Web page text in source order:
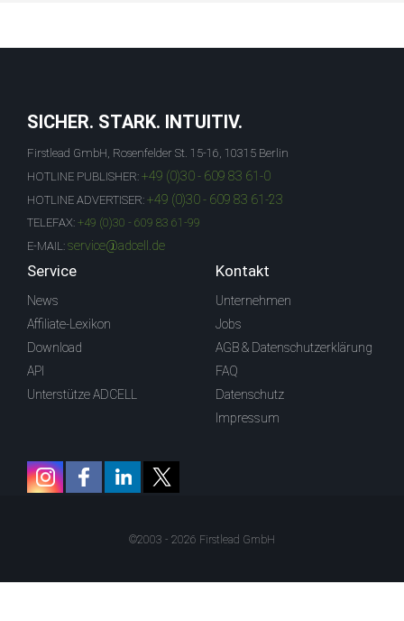
SICHER. STARK. INTUITIV.
Firstlead GmbH, Rosenfelder St. 15-16, 10315 Berlin
HOTLINE PUBLISHER: +49 (0)30 - 609 83 61-0
HOTLINE ADVERTISER: +49 (0)30 - 609 83 61-23
TELEFAX: +49 (0)30 - 609 83 61-99
E-MAIL: service@adcell.de
Service
News
Affiliate-Lexikon
Download
API
Unterstütze ADCELL
Kontakt
Unternehmen
Jobs
AGB & Datenschutzerklärung
FAQ
Datenschutz
Impressum
©2003 - 2026 Firstlead GmbH